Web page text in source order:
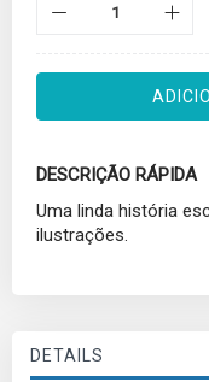
DESCRIÇÃO RÁPIDA
Uma linda história
ilustrações.
DETAILS